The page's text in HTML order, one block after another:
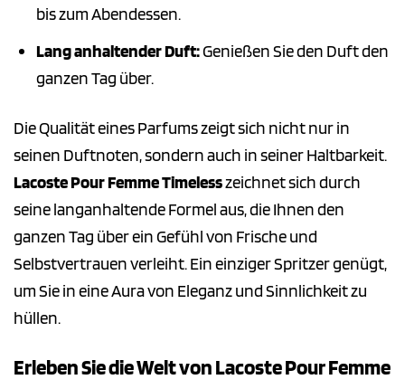
bis zum Abendessen.
Lang anhaltender Duft:Genießen Sie den Duft den
ganzen Tag über.
Die Qualität eines Parfums zeigt sich nicht nur in
seinen Duftnoten, sondern auch in seiner Haltbarkeit.
Lacoste Pour Femme Timelesszeichnet sich durch
seine langanhaltende Formel aus, die Ihnen den
ganzen Tag über ein Gefühl von Frische und
Selbstvertrauen verleiht. Ein einziger Spritzer genügt,
um Sie in eine Aura von Eleganz und Sinnlichkeit zu
hüllen.
Erleben Sie die Welt von Lacoste Pour Femme